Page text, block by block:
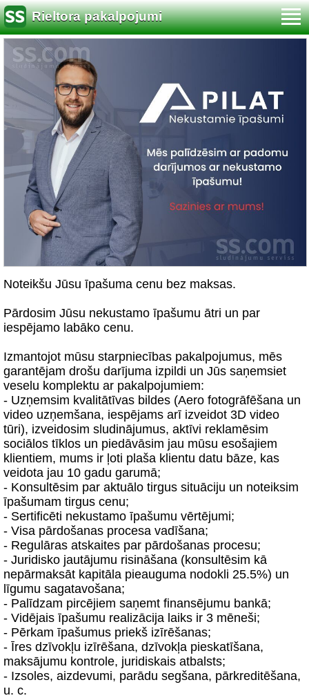
Rieltora pakalpojumi
Noteikšu Jūsu īpašuma cenu bez maksas.
Pārdosim Jūsu nekustamo īpašumu ātri un par
iespējamo labāko cenu.
Izmantojot mūsu starpniecības pakalpojumus, mēs
garantējam drošu darījuma izpildi un Jūs saņemsiet
veselu komplektu ar pakalpojumiem:
- Uzņemsim kvalitātīvas bildes (Aero fotogrāfēšana un
video uzņemšana, iespējams arī izveidot 3D video
tūri), izveidosim sludinājumus, aktīvi reklamēsim
sociālos tīklos un piedāvāsim jau mūsu esošajiem
klientiem, mums ir ļoti plaša klientu datu bāze, kas
veidota jau 10 gadu garumā;
- Konsultēsim par aktuālo tirgus situāciju un noteiksim
īpašumam tirgus cenu;
- Sertificēti nekustamo īpašumu vērtējumi;
- Visa pārdošanas procesa vadīšana;
- Regulāras atskaites par pārdošanas procesu;
- Juridisko jautājumu risināšana (konsultēsim kā
nepārmaksāt kapitāla pieauguma nodokli 25.5%) un
līgumu sagatavošana;
- Palīdzam pircējiem saņemt finansējumu bankā;
- Vidējais īpašumu realizācija laiks ir 3 mēneši;
- Pērkam īpašumus priekš izīrēšanas;
- Īres dzīvokļu izīrēšana, dzīvokļa pieskatīšana,
maksājumu kontrole, juridiskais atbalsts;
- Izsoles, aizdevumi, parādu segšana, pārkreditēšana,
u. c.